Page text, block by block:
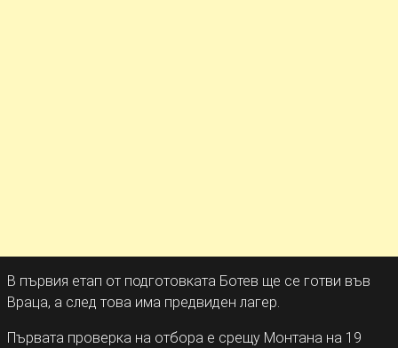
В първия етап от подготовката Ботев ще се готви във
Враца, а след това има предвиден лагер.
Първата проверка на отбора е срещу Монтана на 19